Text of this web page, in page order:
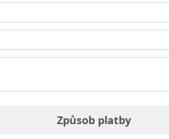
Způsob platby